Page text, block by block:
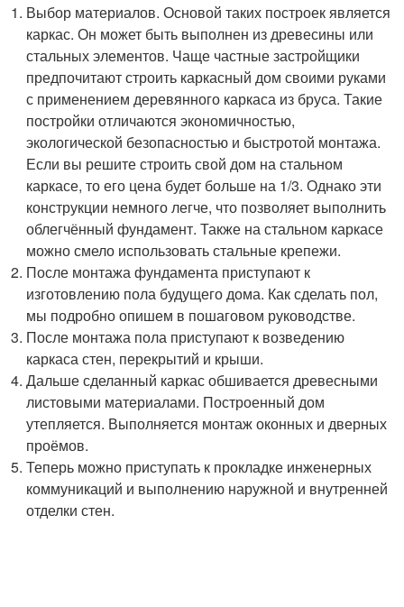
Выбор материалов. Основой таких построек является
каркас. Он может быть выполнен из древесины или
стальных элементов. Чаще частные застройщики
предпочитают строить каркасный дом своими руками
с применением деревянного каркаса из бруса. Такие
постройки отличаются экономичностью,
экологической безопасностью и быстротой монтажа.
Если вы решите строить свой дом на стальном
каркасе, то его цена будет больше на 1/3. Однако эти
конструкции немного легче, что позволяет выполнить
облегчённый фундамент. Также на стальном каркасе
можно смело использовать стальные крепежи.
После монтажа фундамента приступают к
изготовлению пола будущего дома. Как сделать пол,
мы подробно опишем в пошаговом руководстве.
После монтажа пола приступают к возведению
каркаса стен, перекрытий и крыши.
Дальше сделанный каркас обшивается древесными
листовыми материалами. Построенный дом
утепляется. Выполняется монтаж оконных и дверных
проёмов.
Теперь можно приступать к прокладке инженерных
коммуникаций и выполнению наружной и внутренней
отделки стен.